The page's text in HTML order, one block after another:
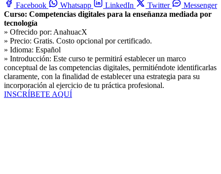
Facebook
Whatsapp LinkedIn Twitter
Messenger
Curso: Competencias digitales para la enseñanza mediada por
tecnología
» Ofrecido por: AnahuacX
» Precio: Gratis. Costo opcional por certificado.
» Idioma: Español
» Introducción: Este curso te permitirá establecer un marco
conceptual de las competencias digitales, permitiéndote identificarlas
claramente, con la finalidad de establecer una estrategia para su
incorporación al ejercicio de tu práctica profesional.
INSCRÍBETE AQUÍ